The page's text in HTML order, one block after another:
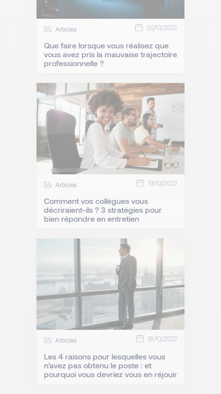
Articles 20/10/2022
Que faire lorsque vous réalisez que
vous avez pris la mauvaise trajectoire
professionnelle ?
Articles 19/10/2022
Comment vos collègues vous
décriraient-ils ? 3 stratégies pour
bien répondre en entretien
Articles 18/10/2022
Les 4 raisons pour lesquelles vous
n'avez pas obtenu le poste : et
pourquoi vous devriez vous en réjouir